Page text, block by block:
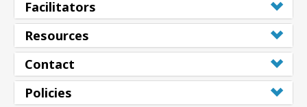
Facilitators
Resources
Contact
Policies